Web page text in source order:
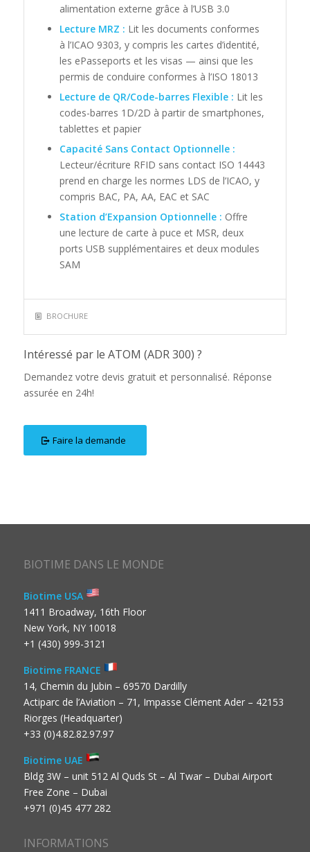
alimentation externe grâce à l’USB 3.0
Lecture MRZ : Lit les documents conformes
à l’ICAO 9303, y compris les cartes d’identité,
les ePasseports et les visas — ainsi que les
permis de conduire conformes à l’ISO 18013
Lecture de QR/Code-barres Flexible : Lit les
codes-barres 1D/2D à partir de smartphones,
tablettes et papier
Capacité Sans Contact Optionnelle :
Lecteur/écriture RFID sans contact ISO 14443
prend en charge les normes LDS de l’ICAO, y
compris BAC, PA, AA, EAC et SAC
Station d’Expansion Optionnelle : Offre
une lecture de carte à puce et MSR, deux
ports USB supplémentaires et deux modules
SAM
BROCHURE
Intéressé par le ATOM (ADR 300) ?
Demandez votre devis gratuit et personnalisé. Réponse
assurée en 24h!
Faire la demande
BIOTIME DANS LE MONDE
Biotime USA
1411 Broadway, 16th Floor
New York, NY 10018
+1 (430) 999-3121
Biotime FRANCE
14, Chemin du Jubin – 69570 Dardilly
Actiparc de l’Aviation – 71, Impasse Clément Ader – 42153
Riorges (Headquarter)
+33 (0)4.82.82.97.97
Biotime UAE
Bldg 3W – unit 512 Al Quds St – Al Twar – Dubai Airport
Free Zone – Dubai
+971 (0)45 477 282
INFORMATIONS